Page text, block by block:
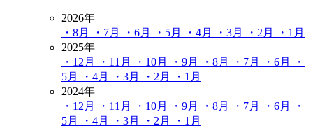
2026年
・8月
・7月 ・6月 ・5月 ・4月 ・3月 ・2月
・1月
2025年
・12月
・11月 ・10月 ・9月 ・8月 ・7月 ・6月
・
5月
・4月 ・3月 ・2月
・1月
2024年
・12月
・11月 ・10月 ・9月 ・8月 ・7月 ・6月
・
5月
・4月 ・3月 ・2月
・1月